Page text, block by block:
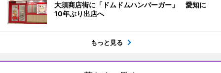
大須商店街に「ドムドムハンバーガー」 愛知に
10年ぶり出店へ
もっと見る